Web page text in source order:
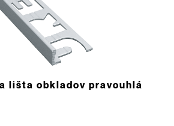
lišta obkladov pravouhlá